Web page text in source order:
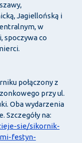
Jagiellońską i
w
spoczywa co
połączony z
przy ul.
Oba wydarzenia
Szczegóły na:
sie/sikornik-
festyn-